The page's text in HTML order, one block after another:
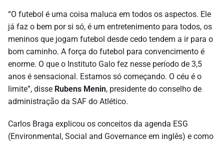
“O futebol é uma coisa maluca em todos os aspectos. Ele
já faz o bem por si só, é um entretenimento para todos, os
meninos que jogam futebol desde cedo tendem a ir para o
bom caminho. A força do futebol para convencimento é
enorme. O que o Instituto Galo fez nesse período de 3,5
anos é sensacional. Estamos só começando. O céu é o
limite”, disse Rubens Menin, presidente do conselho de
administração da SAF do Atlético.
Carlos Braga explicou os conceitos da agenda ESG
(Environmental, Social and Governance em inglês) e como